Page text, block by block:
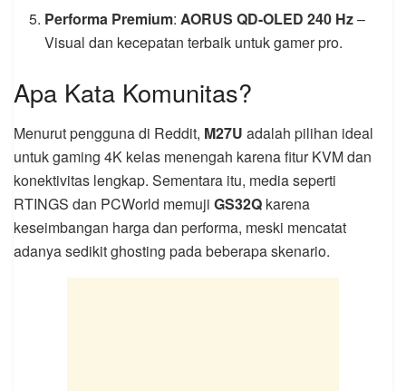
Performa Premium:AORUS QD-OLED 240 Hz–
Visual dan kecepatan terbaik untuk gamer pro.
Apa Kata Komunitas?
Menurut pengguna di Reddit, M27U adalah pilihan ideal
untuk gaming 4K kelas menengah karena fitur KVM dan
konektivitas lengkap. Sementara itu, media seperti
RTINGS dan PCWorld memuji GS32Q karena
keseimbangan harga dan performa, meski mencatat
adanya sedikit ghosting pada beberapa skenario.